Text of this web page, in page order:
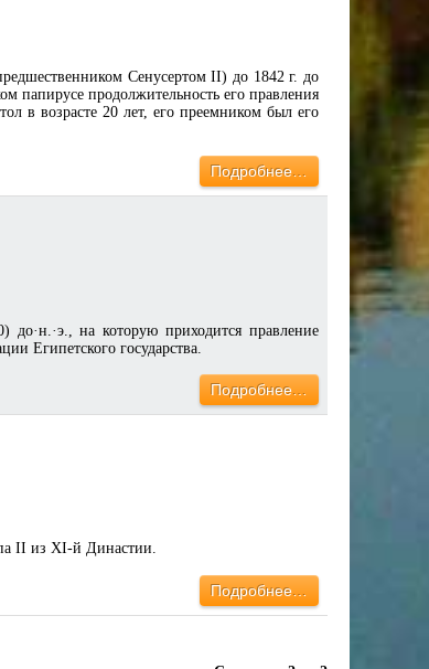
Сенусертом II) до 1842 г. до
папирусе продолжительность его правления
в возрасте 20 лет, его преемником был его
Подробнее…
на которую приходится правление
Египетского государства.
Подробнее…
II из XI-й Династии.
Подробнее…